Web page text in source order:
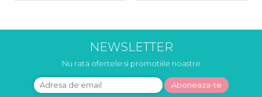
NEWSLETTER
Nu rata ofertele si promotiile noastre